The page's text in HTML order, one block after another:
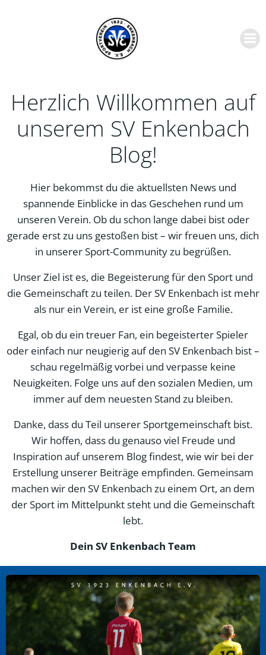
springen
Herzlich Willkommen auf
unserem SV Enkenbach
Blog!
Hier bekommst du die aktuellsten News und
spannende Einblicke in das Geschehen rund um
unseren Verein. Ob du schon lange dabei bist oder
gerade erst zu uns gestoßen bist – wir freuen uns, dich
in unserer Sport-Community zu begrüßen.
Unser Ziel ist es, die Begeisterung für den Sport und
die Gemeinschaft zu teilen. Der SV Enkenbach ist mehr
als nur ein Verein, er ist eine große Familie.
Egal, ob du ein treuer Fan, ein begeisterter Spieler
oder einfach nur neugierig auf den SV Enkenbach bist –
schau regelmäßig vorbei und verpasse keine
Neuigkeiten. Folge uns auf den sozialen Medien, um
immer auf dem neuesten Stand zu bleiben.
Danke, dass du Teil unserer Sportgemeinschaft bist.
Wir hoffen, dass du genauso viel Freude und
Inspiration auf unserem Blog findest, wie wir bei der
Erstellung unserer Beiträge empfinden. Gemeinsam
machen wir den SV Enkenbach zu einem Ort, an dem
der Sport im Mittelpunkt steht und die Gemeinschaft
lebt.
Dein SV Enkenbach Team